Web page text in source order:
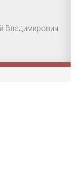
Владимирович